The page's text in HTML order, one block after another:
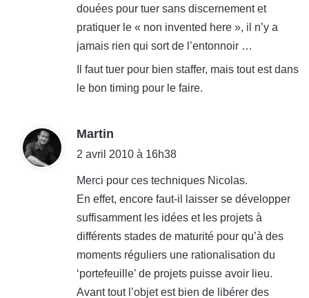
douées pour tuer sans discernement et
pratiquer le « non invented here », il n’y a
jamais rien qui sort de l’entonnoir …
Il faut tuer pour bien staffer, mais tout est dans
le bon timing pour le faire.
Martin
i
2 avril 2010 à 16h38
Merci pour ces techniques Nicolas.
En effet, encore faut-il laisser se développer
suffisamment les idées et les projets à
différents stades de maturité pour qu’à des
moments réguliers une rationalisation du
‘portefeuille’ de projets puisse avoir lieu.
Avant tout l’objet est bien de libérer des